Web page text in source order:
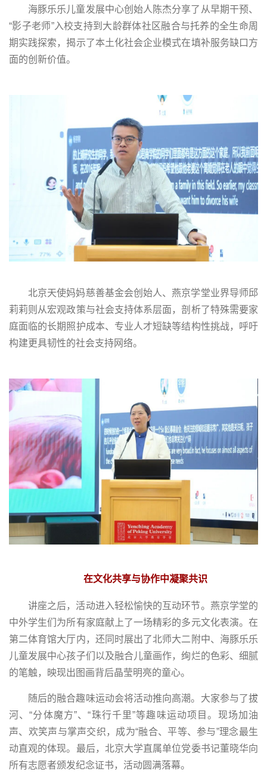
海豚乐乐儿童发展中心创始人陈杰分享了从早期干预、
“影子老师”入校支持到大龄群体社区融合与托养的全生命周
期实践探索，揭示了本土化社会企业模式在填补服务缺口方
面的创新价值。
北京天使妈妈慈善基金会创始人、燕京学堂业界导师邱
莉莉则从宏观政策与社会支持体系层面，剖析了特殊需要家
庭面临的长期照护成本、专业人才短缺等结构性挑战，呼吁
构建更具韧性的社会支持网络。
在文化共享与协作中凝聚共识
讲座之后，活动进入轻松愉快的互动环节。燕京学堂的
中外学生们为所有家庭献上了一场精彩的多元文化表演。在
第二体育馆大厅内，还同时展出了北师大二附中、海豚乐乐
儿童发展中心孩子们以及融合儿童画作，绚烂的色彩、细腻
的笔触，映现出图画背后晶莹明亮的童心。
随后的融合趣味运动会将活动推向高潮。大家参与了拔
河、“分体魔方”、“珠行千里”等趣味运动项目。现场加油
声、欢笑声与掌声交织，成为“融合、平等、参与”理念最生
动直观的体现。最后，北京大学直属单位党委书记董晓华向
所有志愿者颁发纪念证书，活动圆满落幕。